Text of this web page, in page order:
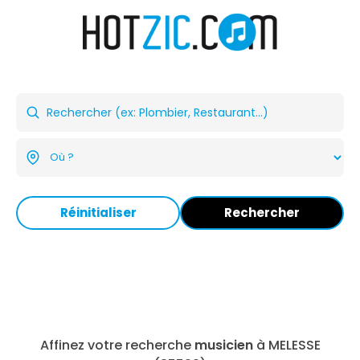
Réinitialiser Rechercher
Affinez votre recherche musicienà MELESSE